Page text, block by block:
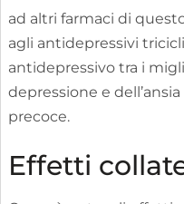
ad altri farmaci di
agli antidepressivi
antidepressivo tra i
depressione e
precoce.
Effetti